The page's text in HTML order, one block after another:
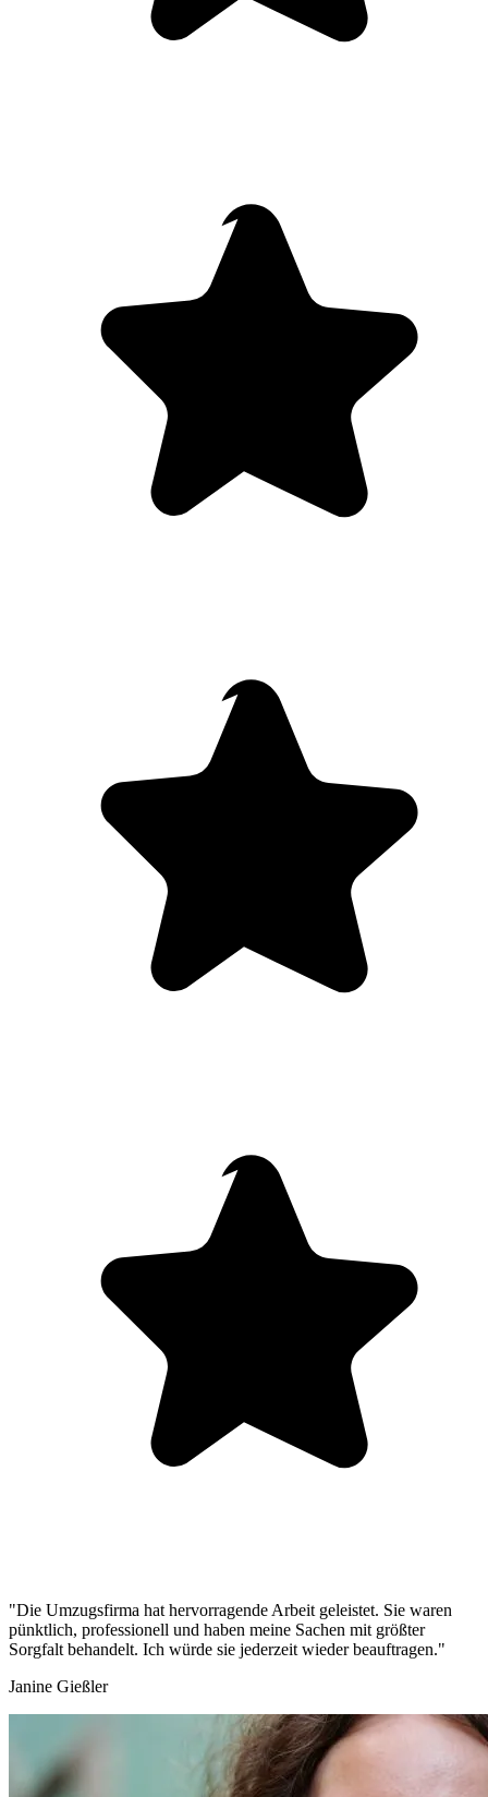
"Die Umzugsfirma hat hervorragende Arbeit geleistet. Sie waren
pünktlich, professionell und haben meine Sachen mit größter
Sorgfalt behandelt. Ich würde sie jederzeit wieder beauftragen."
Janine Gießler